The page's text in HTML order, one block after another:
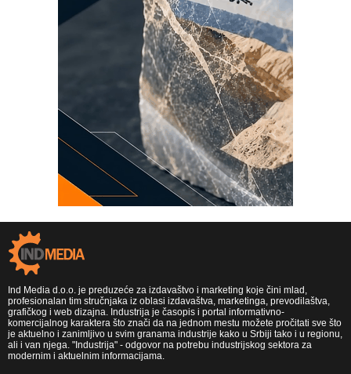
Ind Media d.o.o. je preduzeće za izdavaštvo i marketing koje čini mlad,
profesionalan tim stručnjaka iz oblasi izdavaštva, marketinga, prevodilaštva,
grafičkog i web dizajna. Industrija je časopis i portal informativno-
komercijalnog karaktera što znači da na jednom mestu možete pročitati sve što
je aktuelno i zanimljivo u svim granama industrije kako u Srbiji tako i u regionu,
ali i van njega. "Industrija" - odgovor na potrebu industrijskog sektora za
modernim i aktuelnim informacijama.